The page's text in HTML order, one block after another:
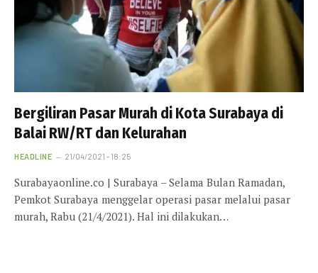
Bergiliran Pasar Murah di Kota Surabaya di
Balai RW/RT dan Kelurahan
HEADLINE 21/04/2021 - 18:25
Surabayaonline.co | Surabaya – Selama Bulan Ramadan,
Pemkot Surabaya menggelar operasi pasar melalui pasar
murah, Rabu (21/4/2021). Hal ini dilakukan…